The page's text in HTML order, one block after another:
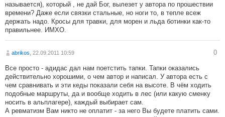
называется), который , не дай Бог, вылезет у автора по прошествии
времени? Даже если связки стальные, но ноги то, в тепле всеж
держать надо. Кросы для травки, для морен и льда ботинки как-то
правильнее. ИМХО.
abrikos , 22.09.2011 10:59 0
Все просто - адидас дал нам поетстить тапки. Тапки оказались
действительно хорошими, о чем автор и написал. У автора есть с
чем сравнивать и эти кеды показали себя на высоте. В чём ходить
подобные маршруты, да и вообще ходить в лес (или какую сменку
носить в альплагере), каждый выбирает сам.
А ревматизм Вам никто не оплатит - за него Вы будете платить сами.